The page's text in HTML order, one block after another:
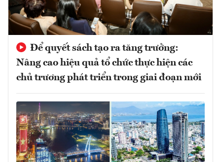
Để quyết sách tạo ra tăng trưởng:
Nâng cao hiệu quả tổ chức thực hiện các
chủ trương phát triển trong giai đoạn mới